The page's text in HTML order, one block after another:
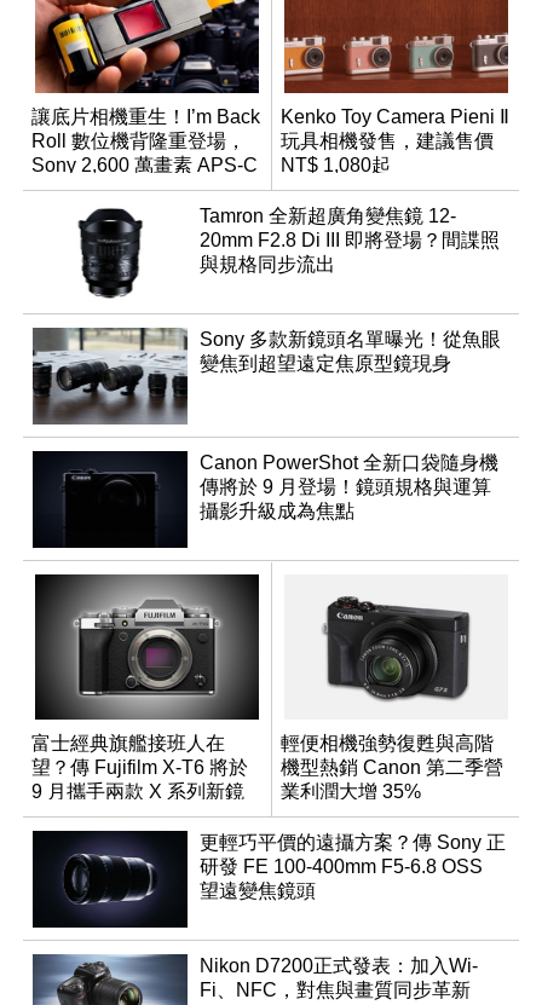
讓底片相機重生！I’m Back
Roll 數位機背隆重登場，
Sony 2,600 萬畫素 APS-C
CMOS
Kenko Toy Camera Pieni Ⅱ
玩具相機發售，建議售價
NT$ 1,080起
Tamron 全新超廣角變焦鏡 12-
20mm F2.8 Di III 即將登場？間諜照
與規格同步流出
Sony 多款新鏡頭名單曝光！從魚眼
變焦到超望遠定焦原型鏡現身
Canon PowerShot 全新口袋隨身機
傳將於 9 月登場！鏡頭規格與運算
攝影升級成為焦點
富士經典旗艦接班人在
望？傳 Fujifilm X-T6 將於
9 月攜手兩款 X 系列新鏡
頭登場
輕便相機強勢復甦與高階
機型熱銷 Canon 第二季營
業利潤大增 35%
更輕巧平價的遠攝方案？傳 Sony 正
研發 FE 100-400mm F5-6.8 OSS
望遠變焦鏡頭
Nikon D7200正式發表：加入Wi-
Fi、NFC，對焦與畫質同步革新